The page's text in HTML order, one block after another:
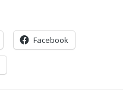
Facebook